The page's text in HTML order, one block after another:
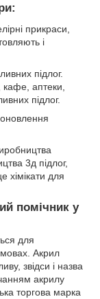
прикраси,
і
підлог.
кафе, аптеки,
підлог.
3д підлог,
хімікати для
помічник у
для
Акрил
звідси і назва
акрилу
торгова марка